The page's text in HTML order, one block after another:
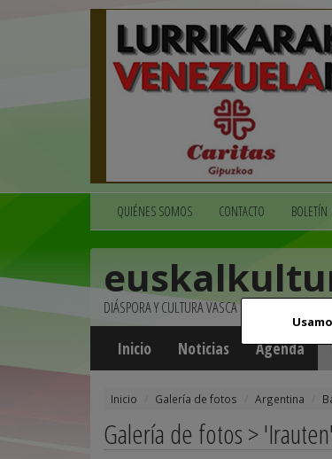
QUIÉNES SOMOS CONTACTO BOLETÍN
DIÁSPORA Y CULTURA VASCA
Inicio Noticias Agenda
Inicio Galería de fotos Argentina
Galería de fotos > 'Irauten'